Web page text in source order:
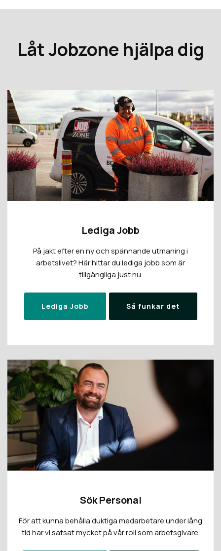
Låt Jobzone hjälpa dig
Lediga Jobb
På jakt efter en ny och spännande utmaning i
arbetslivet? Här hittar du lediga jobb som är
tillgängliga just nu.
Lediga Jobb Så funkar det
Sök Personal
För att kunna behålla duktiga medarbetare under lång
tid har vi satsat mycket på vår roll som arbetsgivare.